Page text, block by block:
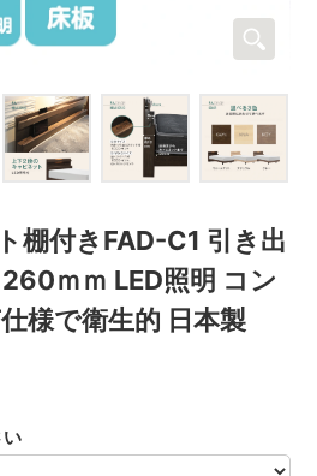
棚付きFAD-C1 引き出
ｍｍ LED照明 コン
様で衛生的 日本製